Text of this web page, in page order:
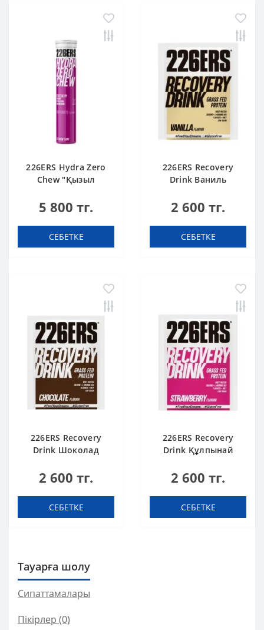
226ERS Hydra Zero
Chew "Қызыл
шайнайтын
таблетка)
5 800 тг.
СЕБЕТКЕ
226ERS Recovery
Drink Ваниль
сусын 50 г
2 600 тг.
СЕБЕТКЕ
226ERS Recovery
Drink Шоколад
сусын 50 г
2 600 тг.
СЕБЕТКЕ
226ERS Recovery
Drink Құлпынай
сусын 50 г
2 600 тг.
СЕБЕТКЕ
Тауарға шолу
Сипаттамалары
Пікірлер (0)